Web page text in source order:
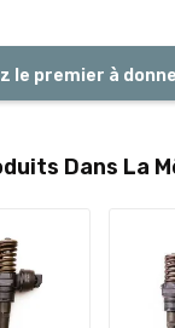
le premier à
Dans La